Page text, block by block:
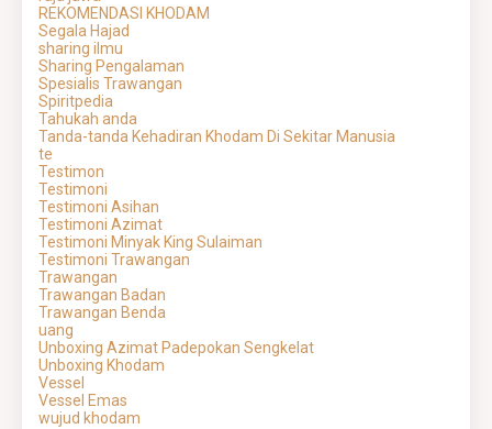
REKOMENDASI KHODAM
Segala Hajad
sharing ilmu
Sharing Pengalaman
Spesialis Trawangan
Spiritpedia
Tahukah anda
Tanda-tanda Kehadiran Khodam Di Sekitar Manusia
te
Testimon
Testimoni
Testimoni Asihan
Testimoni Azimat
Testimoni Minyak King Sulaiman
Testimoni Trawangan
Trawangan
Trawangan Badan
Trawangan Benda
uang
Unboxing Azimat Padepokan Sengkelat
Unboxing Khodam
Vessel
Vessel Emas
wujud khodam